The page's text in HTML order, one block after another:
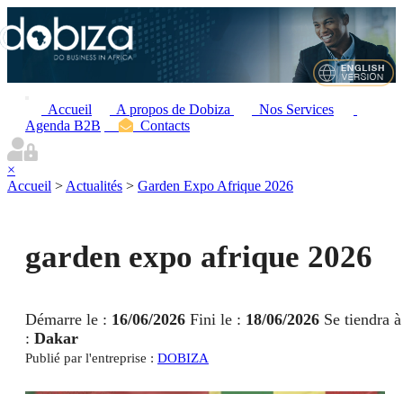
Accueil A propos de Dobiza
Nos Services
Agenda B2B
Contacts
×
Accueil > Actualités > Garden Expo Afrique 2026
garden expo afrique 2026
Démarre le : 16/06/2026 Fini le : 18/06/2026 Se tiendra à
: Dakar
Publié par l'entreprise : DOBIZA